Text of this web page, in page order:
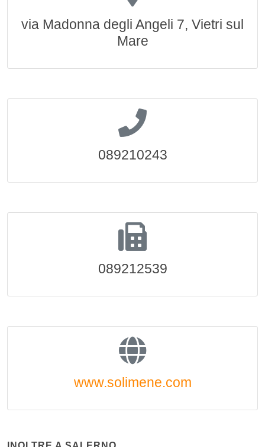
via Madonna degli Angeli 7, Vietri sul
Mare
089210243
089212539
www.solimene.com